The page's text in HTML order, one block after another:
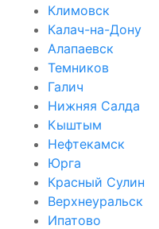
Климовск
Калач-на-Дону
Алапаевск
Темников
Галич
Нижняя Салда
Кыштым
Нефтекамск
Юрга
Красный Сулин
Верхнеуральск
Ипатово